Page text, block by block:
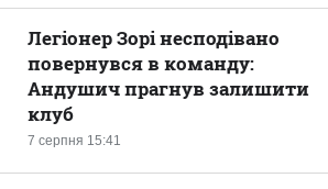
7 серпня 15:41
Легіонер Зорі несподівано
повернувся в команду:
Андушич прагнув залишити
клуб